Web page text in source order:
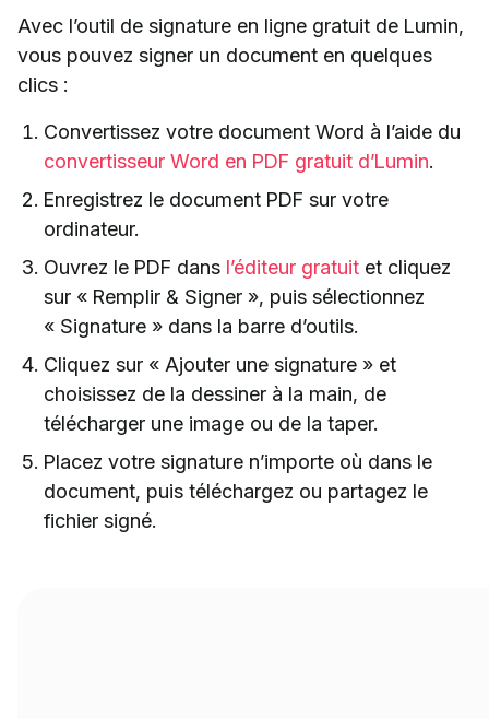
Avec l’outil de signature en ligne gratuit de Lumin,
vous pouvez signer un document en quelques
clics :
Convertissez votre document Word à l’aide du
convertisseur Word en PDF gratuit d’Lumin.
Enregistrez le document PDF sur votre
ordinateur.
Ouvrez le PDF dans l’éditeur gratuit et cliquez
sur « Remplir & Signer », puis sélectionnez
« Signature » dans la barre d’outils.
Cliquez sur « Ajouter une signature » et
choisissez de la dessiner à la main, de
télécharger une image ou de la taper.
Placez votre signature n’importe où dans le
document, puis téléchargez ou partagez le
fichier signé.